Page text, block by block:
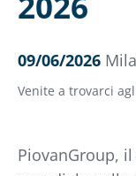
09/06/2026
Venite a trovarci
PiovanGroup,